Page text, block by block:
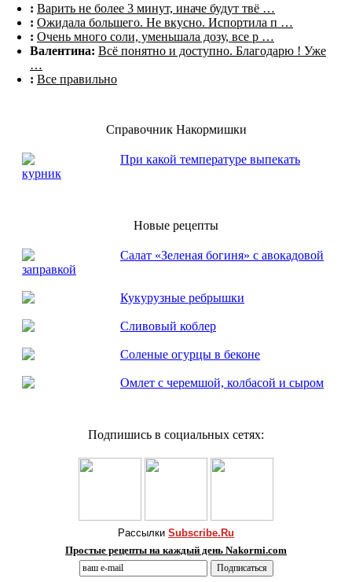
: Варить не более 3 минут, иначе будут твё …
: Ожидала большего. Не вкусно. Испортила п …
: Очень много соли, уменьшала дозу, все р …
Валентина: Всё понятно и доступно. Благодарю ! Уже
…
: Все правильно
Справочник Накормишки
При какой температуре выпекать
курник
Новые рецепты
Салат «Зеленая богиня» с авокадовой
заправкой
Кукурузные ребрышки
Сливовый коблер
Соленые огурцы в беконе
Омлет с черемшой, колбасой и сыром
Подпишись в социальных сетях:
Рассылки Subscribe.Ru
Простые рецепты на каждый день Nakormi.com